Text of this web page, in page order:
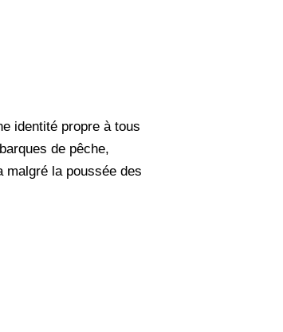
identité propre à tous
de pêche,
malgré la poussée des